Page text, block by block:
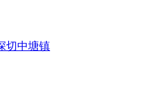
切中塘镇